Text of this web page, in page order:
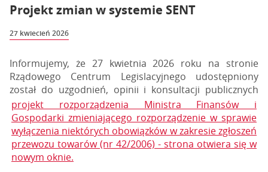
Projekt zmian w systemie SENT
27 kwiecień 2026
Informujemy, że 27 kwietnia 2026 roku na stronie
Rządowego Centrum Legislacyjnego udostępniony
został do uzgodnień, opinii i konsultacji publicznych
projekt rozporządzenia Ministra Finansów i
Gospodarki zmieniającego rozporządzenie w sprawie
wyłączenia niektórych obowiązków w zakresie zgłoszeń
przewozu towarów (nr 42/2006) - strona otwiera się w
nowym oknie.